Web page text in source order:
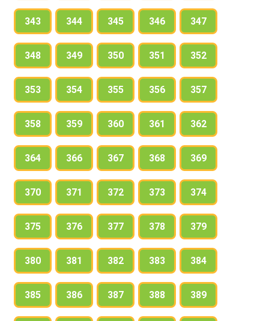
343 344 345 346 347
348 349 350 351 352
353 354 355 356 357
358 359 360 361 362
364 366 367 368 369
370 371 372 373 374
375 376 377 378 379
380 381 382 383 384
385 386 387 388 389